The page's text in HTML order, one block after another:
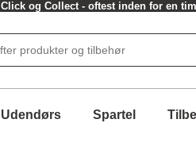
Click og Collect - oftest inden for en
Udendørs Spartel